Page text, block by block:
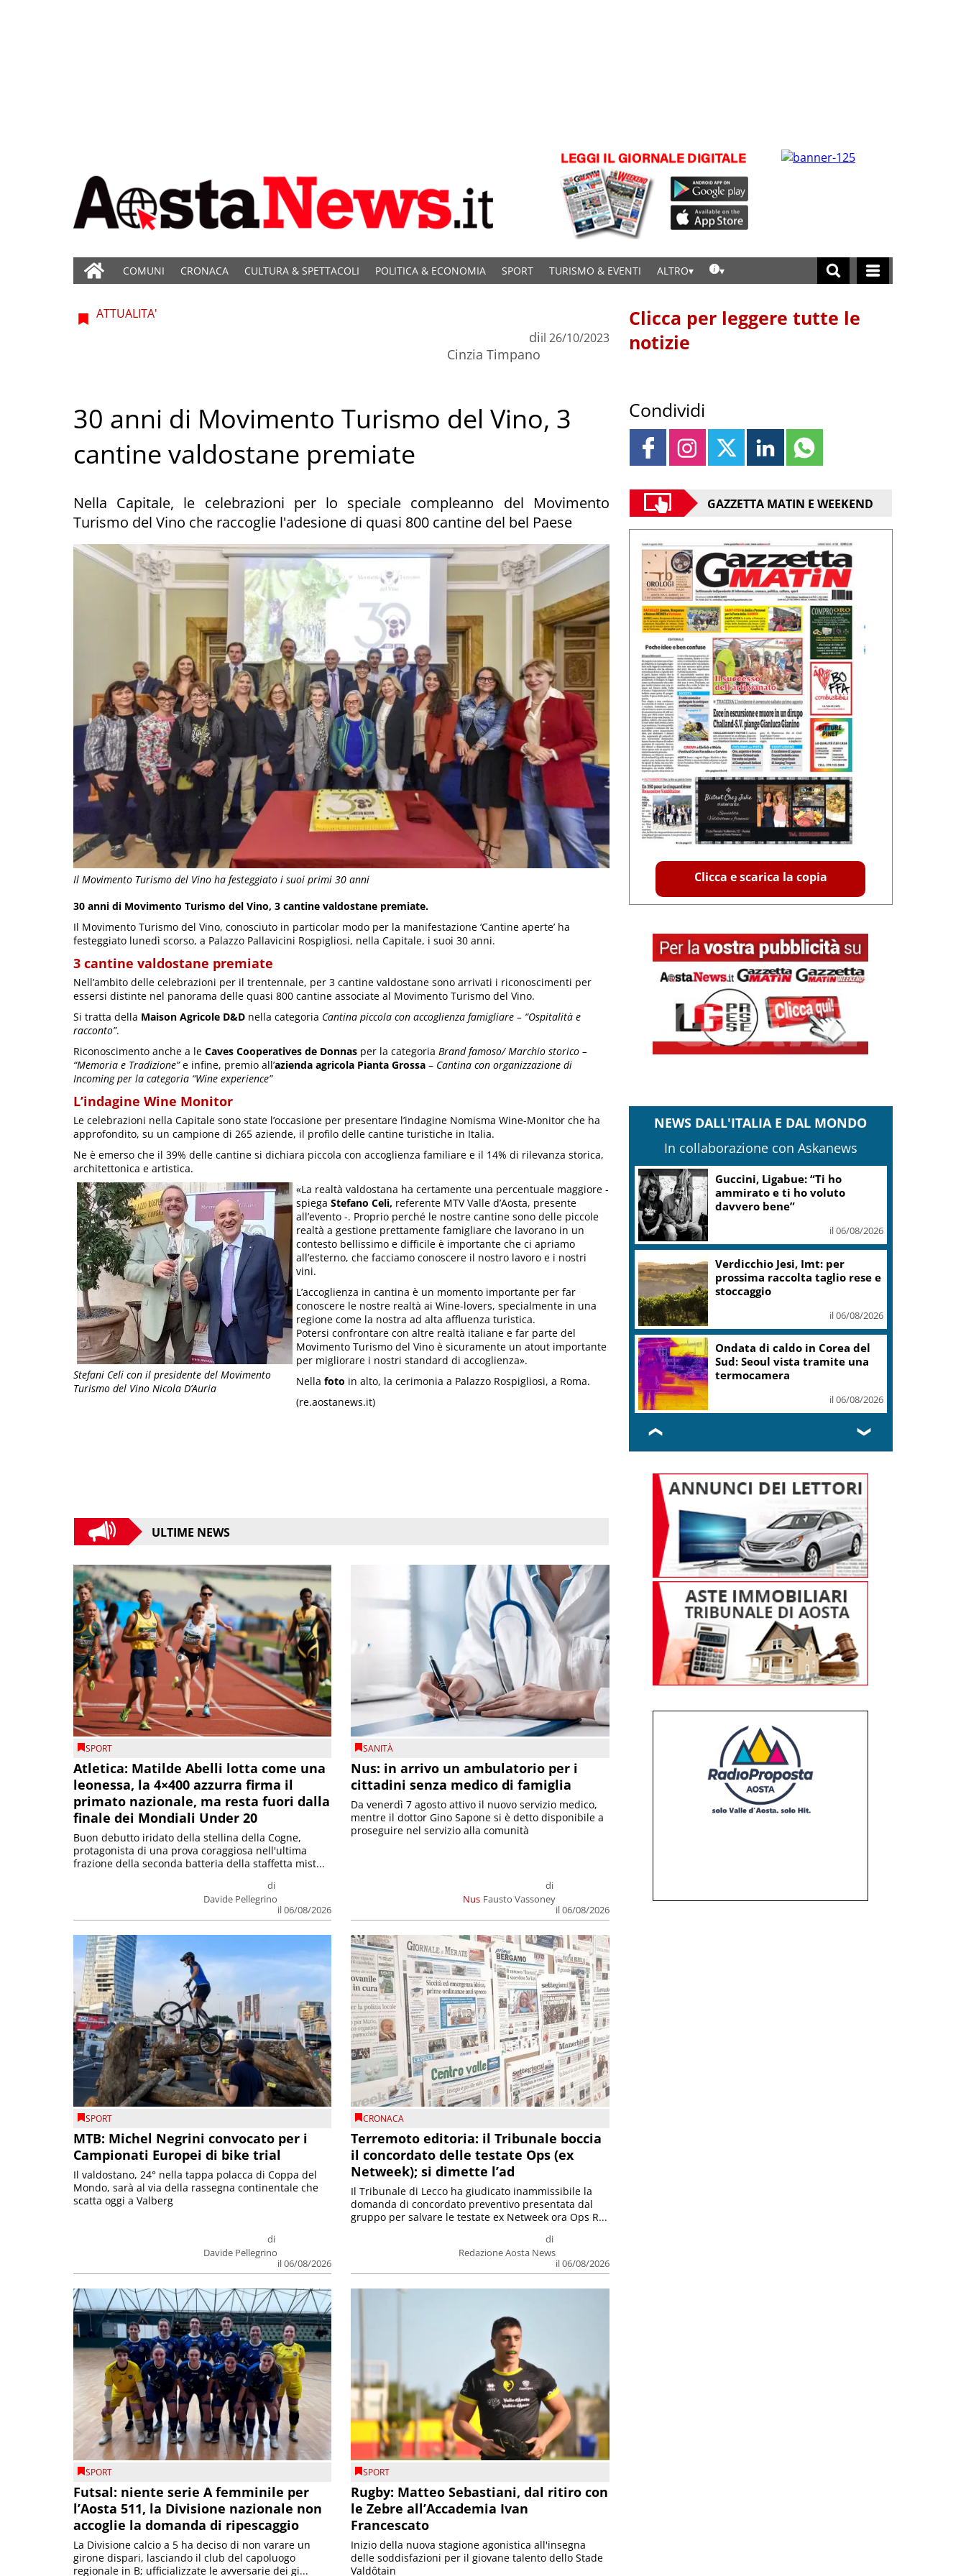
COMUNI CRONACA CULTURA & SPETTACOLI POLITICA & ECONOMIA SPORT TURISMO & EVENTI ALTRO
Il Movimento Turismo del Vino ha festeggiato i suoi primi 30 anni
ATTUALITA'
di
Cinzia Timpano
il 26/10/2023
30 anni di Movimento Turismo del Vino, 3
cantine valdostane premiate
Nella Capitale, le celebrazioni per lo speciale compleanno del Movimento
Turismo del Vino che raccoglie l'adesione di quasi 800 cantine del bel Paese
30 anni di Movimento Turismo del Vino, 3 cantine valdostane premiate.
Il Movimento Turismo del Vino, conosciuto in particolar modo per la manifestazione ‘Cantine aperte’ ha
festeggiato lunedì scorso, a Palazzo Pallavicini Rospigliosi, nella Capitale, i suoi 30 anni.
3 cantine valdostane premiate
Nell’ambito delle celebrazioni per il trentennale, per 3 cantine valdostane sono arrivati i riconoscimenti per
essersi distinte nel panorama delle quasi 800 cantine associate al Movimento Turismo del Vino.
Si tratta della Maison Agricole D&D nella categoria Cantina piccola con accoglienza famigliare – “Ospitalità e
racconto”.
Riconoscimento anche a le Caves Cooperatives de Donnas per la categoria Brand famoso/ Marchio storico –
“Memoria e Tradizione”e infine, premio all’azienda agricola Pianta Grossa – Cantina con organizzazione di
Incoming per la categoria “Wine experience”
L’indagine Wine Monitor
Le celebrazioni nella Capitale sono state l’occasione per presentare l’indagine Nomisma Wine-Monitor che ha
approfondito, su un campione di 265 aziende, il profilo delle cantine turistiche in Italia.
Ne è emerso che il 39% delle cantine si dichiara piccola con accoglienza familiare e il 14% di rilevanza storica,
architettonica e artistica.
Stefani Celi con il presidente del Movimento
Turismo del Vino Nicola D’Auria
«La realtà valdostana ha certamente una percentuale maggiore -
spiega Stefano Celi, referente MTV Valle d’Aosta, presente
all’evento -. Proprio perché le nostre cantine sono delle piccole
realtà a gestione prettamente famigliare che lavorano in un
contesto bellissimo e difficile è importante che ci apriamo
all’esterno, che facciamo conoscere il nostro lavoro e i nostri
vini.
L’accoglienza in cantina è un momento importante per far
conoscere le nostre realtà ai Wine-lovers, specialmente in una
regione come la nostra ad alta affluenza turistica.
Potersi confrontare con altre realtà italiane e far parte del
Movimento Turismo del Vino è sicuramente un atout importante
per migliorare i nostri standard di accoglienza».
Nella foto in alto, la cerimonia a Palazzo Rospigliosi, a Roma.
(re.aostanews.it)
ULTIME NEWS
SPORT
Atletica: Matilde Abelli lotta come una
leonessa, la 4×400 azzurra firma il
primato nazionale, ma resta fuori dalla
finale dei Mondiali Under 20
di
Davide Pellegrino
il 06/08/2026
Buon debutto iridato della stellina della Cogne,
protagonista di una prova coraggiosa nell'ultima
frazione della seconda batteria della staffetta mist...
SANITÀ
Nus: in arrivo un ambulatorio per i
cittadini senza medico di famiglia
Nus
di
Fausto Vassoney
il 06/08/2026
Da venerdì 7 agosto attivo il nuovo servizio medico,
mentre il dottor Gino Sapone si è detto disponibile a
proseguire nel servizio alla comunità
SPORT
MTB: Michel Negrini convocato per i
Campionati Europei di bike trial
di
Davide Pellegrino
il 06/08/2026
Il valdostano, 24° nella tappa polacca di Coppa del
Mondo, sarà al via della rassegna continentale che
scatta oggi a Valberg
CRONACA
Terremoto editoria: il Tribunale boccia
il concordato delle testate Ops (ex
Netweek); si dimette l’ad
di
Redazione Aosta News
il 06/08/2026
Il Tribunale di Lecco ha giudicato inammissibile la
domanda di concordato preventivo presentata dal
gruppo per salvare le testate ex Netweek ora Ops R...
SPORT
Futsal: niente serie A femminile per
l’Aosta 511, la Divisione nazionale non
accoglie la domanda di ripescaggio
La Divisione calcio a 5 ha deciso di non varare un
girone dispari, lasciando il club del capoluogo
regionale in B; ufficializzate le avversarie dei gi...
SPORT
Rugby: Matteo Sebastiani, dal ritiro con
le Zebre all’Accademia Ivan
Francescato
Inizio della nuova stagione agonistica all'insegna
delle soddisfazioni per il giovane talento dello Stade
Valdôtain
Clicca per leggere tutte le
notizie
Condividi
GAZZETTA MATIN E WEEKEND
Clicca e scarica la copia
NEWS DALL'ITALIA E DAL MONDO
In collaborazione con Askanews
Guccini, Ligabue: “Ti ho
ammirato e ti ho voluto
davvero bene”
il 06/08/2026
Verdicchio Jesi, Imt: per
prossima raccolta taglio rese e
stoccaggio
il 06/08/2026
Ondata di caldo in Corea del
Sud: Seoul vista tramite una
termocamera
il 06/08/2026
❮ ❯